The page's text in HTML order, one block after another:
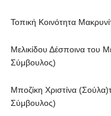
Τοπική Κοινότητα
Μελικίδου Δέσποινα του
Σύμβουλος)
Μποζίκη Χριστίνα
Σύμβουλος)